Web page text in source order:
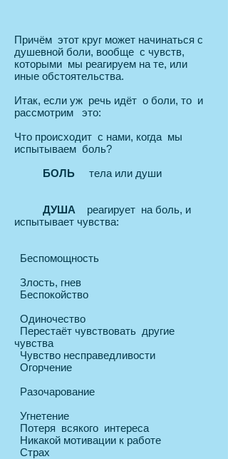
Причём этот круг может начинаться с
душевной боли, вообще с чувств,
которыми мы реагируем на те, или
иные обстоятельства.
Итак, если уж речь идёт о боли, то и
рассмотрим это:
Что происходит с нами, когда мы
испытываем боль?
БОЛЬ
тела или души
ДУША
реагирует на боль, и
испытывает чувства:
Беспомощность
Злость, гнев
Беспокойство
Одиночество
Перестаёт чувствовать другие
чувства
Чувство несправедливости
Огорчение
Разочарование
Угнетение
Потеря всякого интереса
Никакой мотивации к работе
Страх